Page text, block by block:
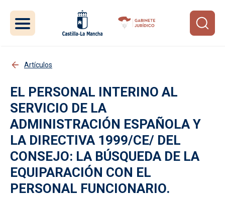
Artículos
EL PERSONAL INTERINO AL
SERVICIO DE LA
ADMINISTRACIÓN ESPAÑOLA Y
LA DIRECTIVA 1999/CE/ DEL
CONSEJO: LA BÚSQUEDA DE LA
EQUIPARACIÓN CON EL
PERSONAL FUNCIONARIO.